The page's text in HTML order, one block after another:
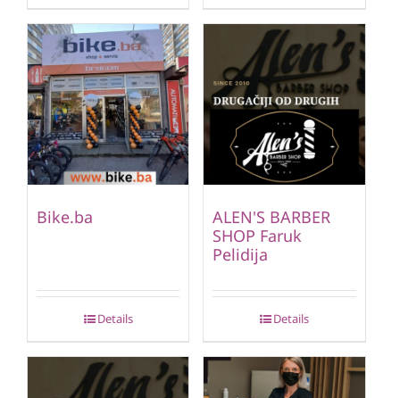
Bike.ba
Details
ALEN'S BARBER
SHOP Faruk
Pelidija
Details